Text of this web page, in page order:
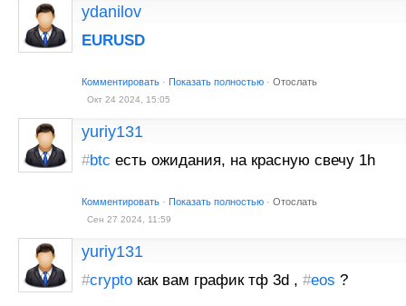
ydanilov
EURUSD
Комментировать · Показать полностью · Отослать
Окт 24 2024, 15:05
yuriy131
#btc есть ожидания, на красную свечу 1h
Комментировать · Показать полностью · Отослать
Сен 27 2024, 11:59
yuriy131
#crypto как вам график тф 3d , #eos ?